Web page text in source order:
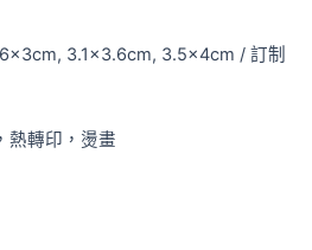
3.1×3.6cm, 3.5x4cm / 訂制
熱轉印，燙畫